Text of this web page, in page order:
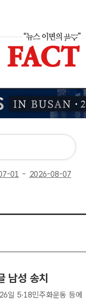
-
남성 송치